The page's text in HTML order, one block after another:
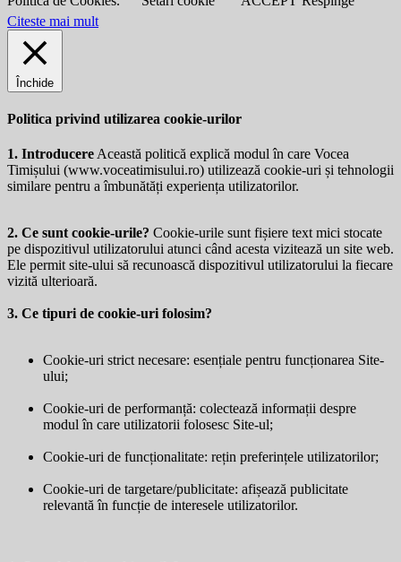
Citeste mai mult
Închide
Politica privind utilizarea cookie-urilor
1. Introducere Această politică explică modul în care Vocea
Timișului (www.voceatimisului.ro) utilizează cookie-uri și tehnologii
similare pentru a îmbunătăți experiența utilizatorilor.
2. Ce sunt cookie-urile? Cookie-urile sunt fișiere text mici stocate
pe dispozitivul utilizatorului atunci când acesta vizitează un site web.
Ele permit site-ului să recunoască dispozitivul utilizatorului la fiecare
vizită ulterioară.
3. Ce tipuri de cookie-uri folosim?
Cookie-uri strict necesare: esențiale pentru funcționarea Site-
ului;
Cookie-uri de performanță: colectează informații despre
modul în care utilizatorii folosesc Site-ul;
Cookie-uri de funcționalitate: rețin preferințele utilizatorilor;
Cookie-uri de targetare/publicitate: afișează publicitate
relevantă în funcție de interesele utilizatorilor.